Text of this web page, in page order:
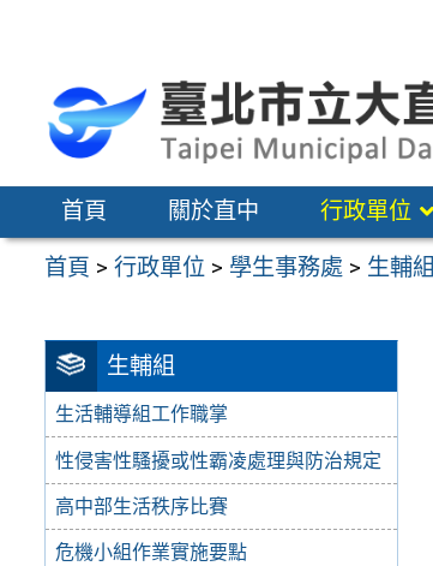
區
首頁 關於直中 行政單位
首頁 >行政單位 > 學生事務處 > 生輔組
生輔組
生活輔導組工作職掌
性侵害性騷擾或性霸凌處理與防治規定
高中部生活秩序比賽
危機小組作業實施要點